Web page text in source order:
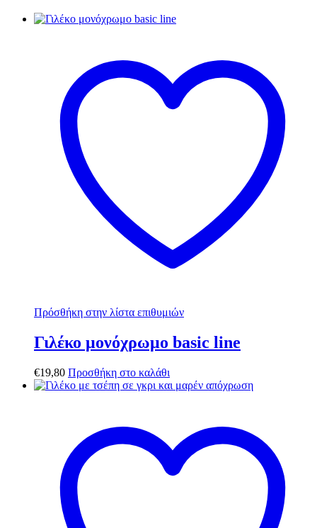
Πρόσθήκη στην λίστα επιθυμιών
Γιλέκο μονόχρωμο basic line
€19,80 Προσθήκη στο καλάθι